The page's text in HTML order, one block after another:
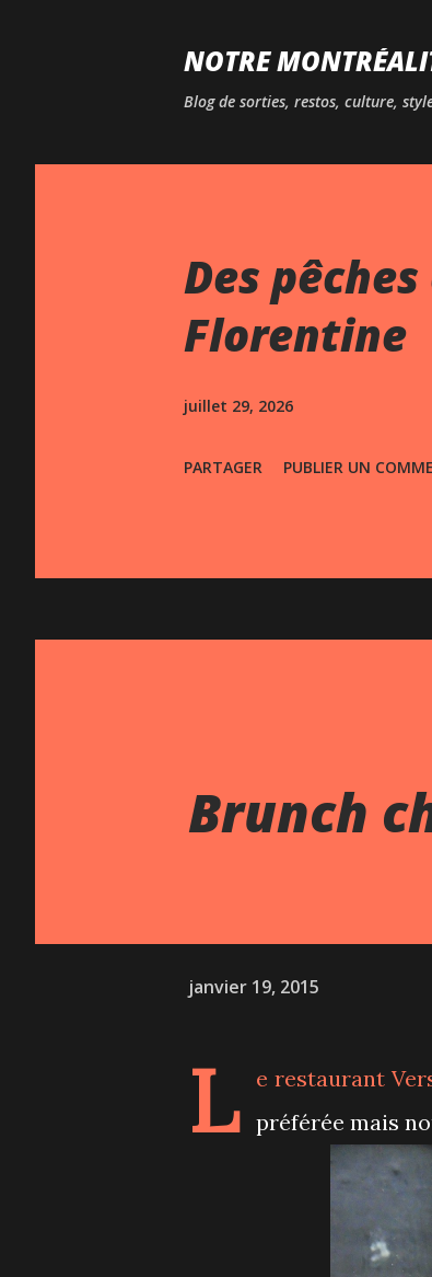
NOTRE
Blog de sorties, restos, culture,
Des
Florentine
juillet 29, 2026
PARTAGER PUBLIER UN
Brunch
janvier 19, 2015
L e restaurant
préférée mais